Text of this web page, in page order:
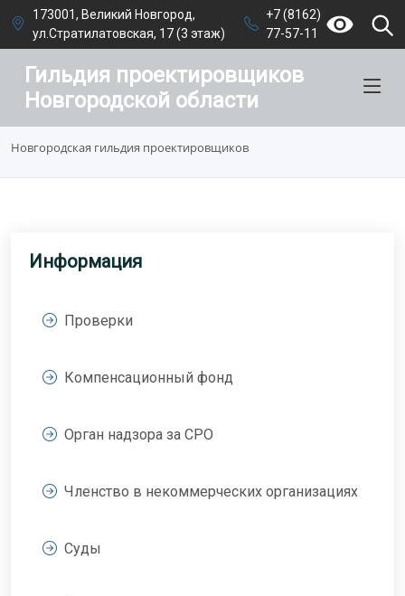
173001, Великий Новгород,
ул.Стратилатовская, 17 (3 этаж)
+7 (8162)
77-57-11
Гильдия проектировщиков
Новгородской области
Новгородская гильдия проектировщиков
Информация
Проверки
Компенсационный фонд
Орган надзора за СРО
Членство в некоммерческих организациях
Суды